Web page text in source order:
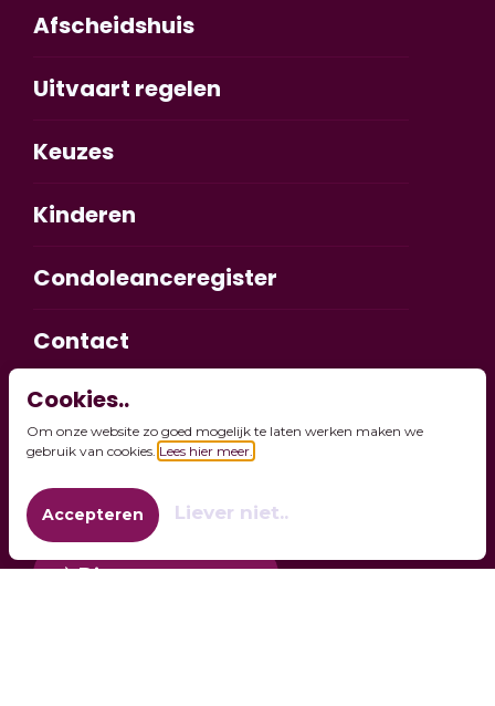
Afscheidshuis
Uitvaart regelen
Keuzes
Kinderen
Condoleanceregister
Contact
Mijn wensengids
wensengids.
Direct aanvragen
Cookies..
Om onze website zo goed mogelijk te laten werken maken we
gebruik van cookies. Lees hier meer.
Accepteren Liever niet..